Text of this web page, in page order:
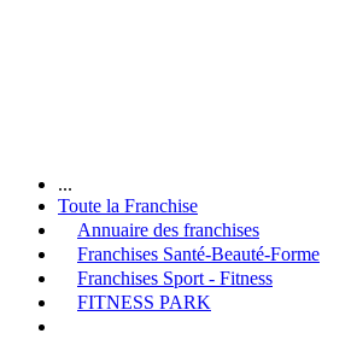
...
Toute la Franchise
Annuaire des franchises
Franchises Santé-Beauté-Forme
Franchises Sport - Fitness
FITNESS PARK